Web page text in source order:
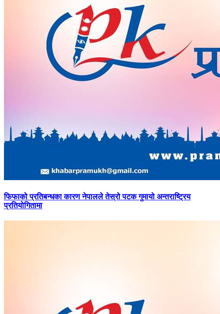
फिफाकोप्रतिबन्धका कारण नेपालले तेस्रो पटक गुमायो अन्तराष्ट्रिय
प्रतियोगितामा